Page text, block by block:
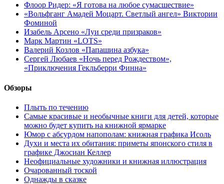
Флоор Ридер: «Я готова на любое сумасшествие»
«Вольфганг Амадей Моцарт. Светлый ангел» Виктории
Фоминой
Изабель Арсено «Луи среди призраков»
Марк Мартин «LOTS»
Валерий Козлов «Папашина азбука»
Сергей Любаев «Ночь перед Рождеством»,
«Приключения Гекльберри Финна»
Обзоры
Плыть по течению
Самые красивые и необычные книги для детей, которые
можно будет купить на книжной ярмарке
Юмор с абсурдом напополам: книжная графика Исоль
Духи и места их обитания: приметы японского стиля в
графике Джосиан Келлер
Неофициальные художники и книжная иллюстрация
Очарованный тоской
Однажды в сказке